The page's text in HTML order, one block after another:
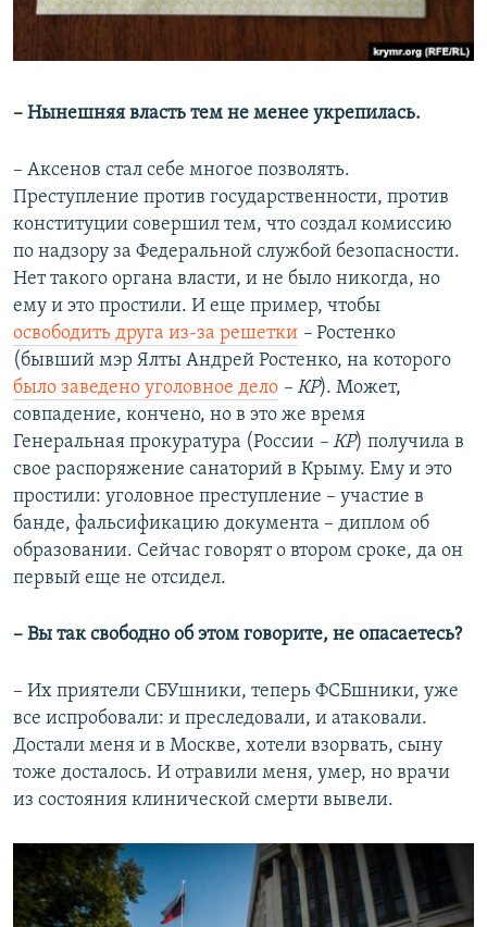
– Нынешняя власть тем не менее укрепилась.
– Аксенов стал себе многое позволять.
Преступление против государственности, против
конституции совершил тем, что создал комиссию
по надзору за Федеральной службой безопасности.
Нет такого органа власти, и не было никогда, но
ему и это простили. И еще пример, чтобы
освободить друга из-за решетки – Ростенко
(бывший мэр Ялты Андрей Ростенко, на которого
было заведено уголовное дело – КР). Может,
совпадение, кончено, но в это же время
Генеральная прокуратура (России – КР) получила в
свое распоряжение санаторий в Крыму. Ему и это
простили: уголовное преступление – участие в
банде, фальсификацию документа – диплом об
образовании. Сейчас говорят о втором сроке, да он
первый еще не отсидел.
– Вы так свободно об этом говорите, не опасаетесь?
– Их приятели СБУшники, теперь ФСБшники, уже
все испробовали: и преследовали, и атаковали.
Достали меня и в Москве, хотели взорвать, сыну
тоже досталось. И отравили меня, умер, но врачи
из состояния клинической смерти вывели.